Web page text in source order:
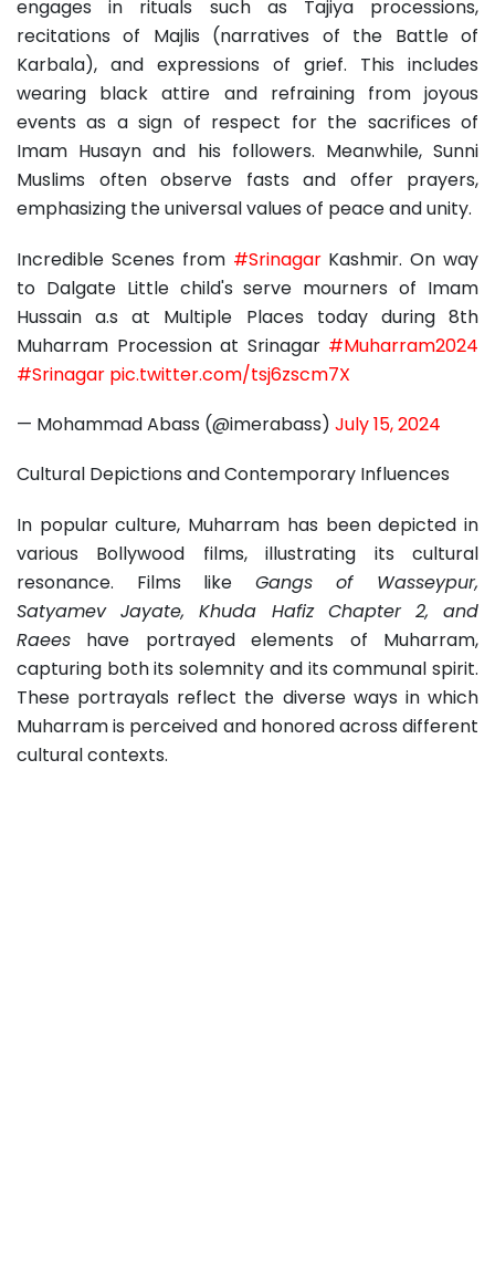
engages in rituals such as Tajiya processions,
recitations of Majlis (narratives of the Battle of
Karbala), and expressions of grief. This includes
wearing black attire and refraining from joyous
events as a sign of respect for the sacrifices of
Imam Husayn and his followers. Meanwhile, Sunni
Muslims often observe fasts and offer prayers,
emphasizing the universal values of peace and unity.
Incredible Scenes from #SrinagarKashmir. On way
to Dalgate Little child's serve mourners of Imam
Hussain a.s at Multiple Places today during 8th
Muharram Procession at Srinagar #Muharram2024
#Srinagar pic.twitter.com/tsj6zscm7X
— Mohammad Abass (@imerabass) July 15, 2024
Cultural Depictions and Contemporary Influences
In popular culture, Muharram has been depicted in
various Bollywood films, illustrating its cultural
resonance. Films like Gangs of Wasseypur,
Satyamev Jayate, Khuda Hafiz Chapter 2, and
Raees have portrayed elements of Muharram,
capturing both its solemnity and its communal spirit.
These portrayals reflect the diverse ways in which
Muharram is perceived and honored across different
cultural contexts.